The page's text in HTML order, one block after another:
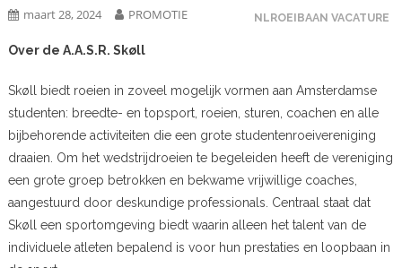
NLROEIBAAN VACATURE
maart 28, 2024 PROMOTIE
Over de A.A.S.R. Skøll
Skøll biedt roeien in zoveel mogelijk vormen aan Amsterdamse
studenten: breedte- en topsport, roeien, sturen, coachen en alle
bijbehorende activiteiten die een grote studentenroeivereniging
draaien. Om het wedstrijdroeien te begeleiden heeft de vereniging
een grote groep betrokken en bekwame vrijwillige coaches,
aangestuurd door deskundige professionals. Centraal staat dat
Skøll een sportomgeving biedt waarin alleen het talent van de
individuele atleten bepalend is voor hun prestaties en loopbaan in